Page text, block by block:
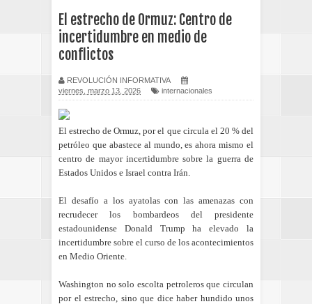
El estrecho de Ormuz: Centro de
incertidumbre en medio de
conflictos
REVOLUCIÓN INFORMATIVA
viernes, marzo 13, 2026
internacionales
El estrecho de Ormuz, por el que circula el 20 % del
petróleo que abastece al mundo, es ahora mismo el
centro de mayor incertidumbre sobre la guerra de
Estados Unidos e Israel contra Irán.
El desafío a los ayatolas con las amenazas con
recrudecer los bombardeos del presidente
estadounidense Donald Trump ha elevado la
incertidumbre sobre el curso de los acontecimientos
en Medio Oriente.
Washington no solo escolta petroleros que circulan
por el estrecho, sino que dice haber hundido unos